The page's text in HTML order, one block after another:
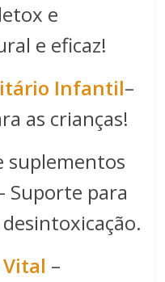
e
e eficaz!
Infantil–
as crianças!
suplementos
Suporte para
–